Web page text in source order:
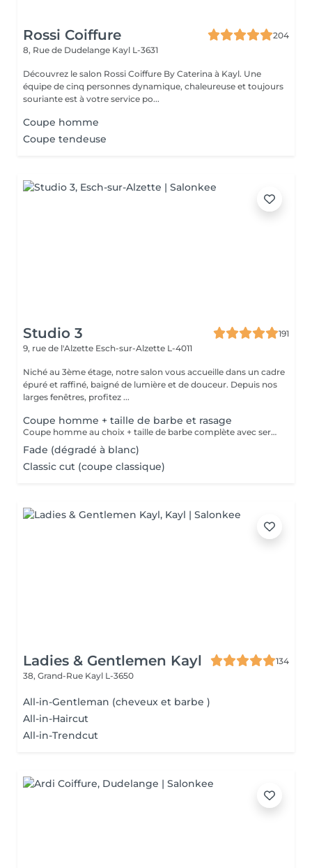
Rossi Coiffure
204
8, Rue de Dudelange Kayl L-3631
Découvrez le salon Rossi Coiffure By Caterina à Kayl. Une
équipe de cinq personnes dynamique, chaleureuse et toujours
souriante est à votre service po...
Coupe homme
Coupe tendeuse
Studio 3
191
9, rue de l'Alzette Esch-sur-Alzette L-4011
Niché au 3ème étage, notre salon vous accueille dans un cadre
épuré et raffiné, baigné de lumière et de douceur. Depuis nos
larges fenêtres, profitez ...
Coupe homme + taille de barbe et rasage
Coupe homme au choix + taille de barbe complète avec serviette chaude, contours et finitions au rasoir.
Fade (dégradé à blanc)
Classic cut (coupe classique)
Ladies & Gentlemen Kayl
134
38, Grand-Rue Kayl L-3650
All-in-Gentleman (cheveux et barbe )
All-in-Haircut
All-in-Trendcut